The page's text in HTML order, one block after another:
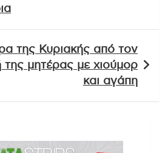
της Κυριακής από τον
της μητέρας με χιούμορ
και αγάπη